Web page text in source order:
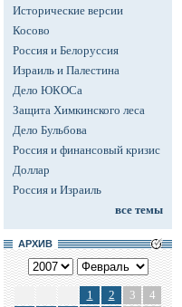
Исторические версии
Косово
Россия и Белоруссия
Израиль и Палестина
Дело ЮКОСа
Защита Химкинского леса
Дело Бульбова
Россия и финансовый кризис
Доллар
Россия и Израиль
все темы
АРХИВ
1 2 3
4